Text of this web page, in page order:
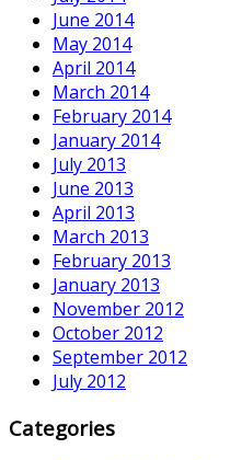
June 2014
May 2014
April 2014
March 2014
February 2014
January 2014
July 2013
June 2013
April 2013
March 2013
February 2013
January 2013
November 2012
October 2012
September 2012
July 2012
Categories